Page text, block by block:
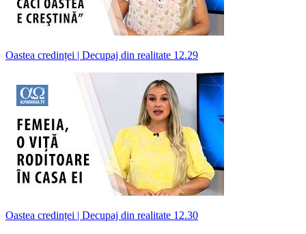
Oastea credinței | Decupaj din realitate 12.29
Oastea credinței | Decupaj din realitate 12.30